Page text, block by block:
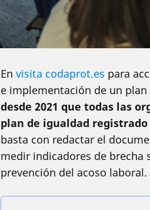
En visita codaprot.es para
e implementación de un
desde 2021 que todas las
plan de igualdad
basta con redactar el
medir indicadores de brecha
prevención del acoso laboral.